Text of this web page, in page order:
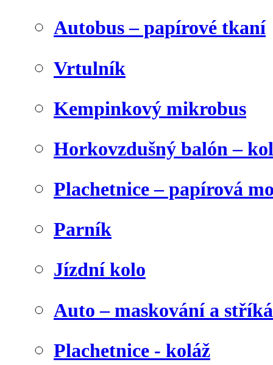
Autobus – papírové tkaní
Vrtulník
Kempinkový mikrobus
Horkovzdušný balón –
Plachetnice – papírová
Parník
Jízdní kolo
Auto – maskování a
Plachetnice - koláž